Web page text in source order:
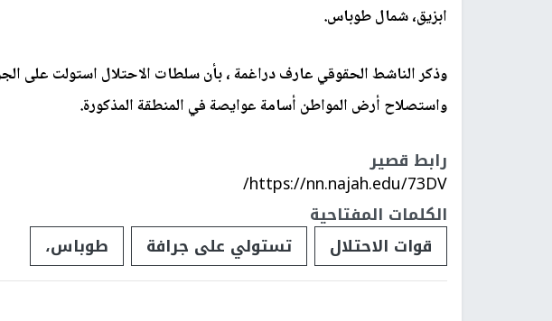
ابزيق، شمال طوباس.
وذكر الناشط الحقوقي عارف دراغمة ، بأن سلطات الاحتلال استولت على
واستصلاح أرض المواطن أسامة عوايصة في المنطقة المذكورة.
رابط قصير
https://nn.najah.edu/73DV/
الكلمات المفتاحية
قوات الاحتلال
تستولي على جرافة طوباس،